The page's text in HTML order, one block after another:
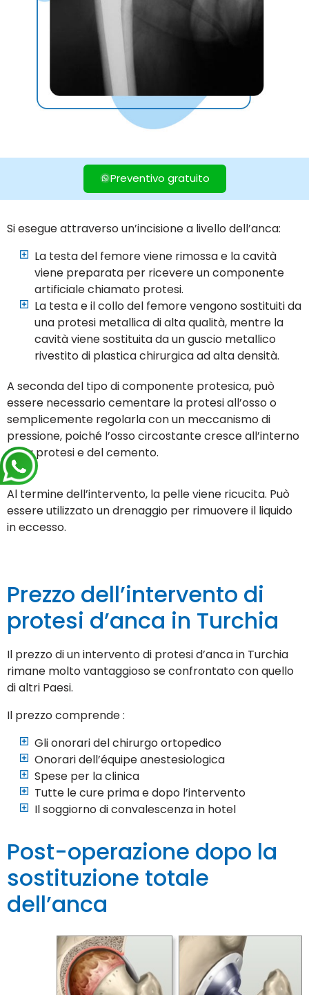
Preventivo gratuito
Si esegue attraverso un’incisione a livello dell’anca:
La testa del femore viene rimossa e la cavità
viene preparata per ricevere un componente
artificiale chiamato protesi.
La testa e il collo del femore vengono sostituiti da
una protesi metallica di alta qualità, mentre la
cavità viene sostituita da un guscio metallico
rivestito di plastica chirurgica ad alta densità.
A seconda del tipo di componente protesica, può
essere necessario cementare la protesi all’osso o
semplicemente regolarla con un meccanismo di
pressione, poiché l’osso circostante cresce all’interno
della protesi e del cemento.
Al termine dell’intervento, la pelle viene ricucita. Può
essere utilizzato un drenaggio per rimuovere il liquido
in eccesso.
Prezzo dell’intervento di
protesi d’anca in Turchia
Il prezzo di un intervento di protesi d’anca in Turchia
rimane molto vantaggioso se confrontato con quello
di altri Paesi.
Il prezzo comprende :
Gli onorari del chirurgo ortopedico
Onorari dell’équipe anestesiologica
Spese per la clinica
Tutte le cure prima e dopo l’intervento
Il soggiorno di convalescenza in hotel
Post-operazione dopo la
sostituzione totale
dell’anca